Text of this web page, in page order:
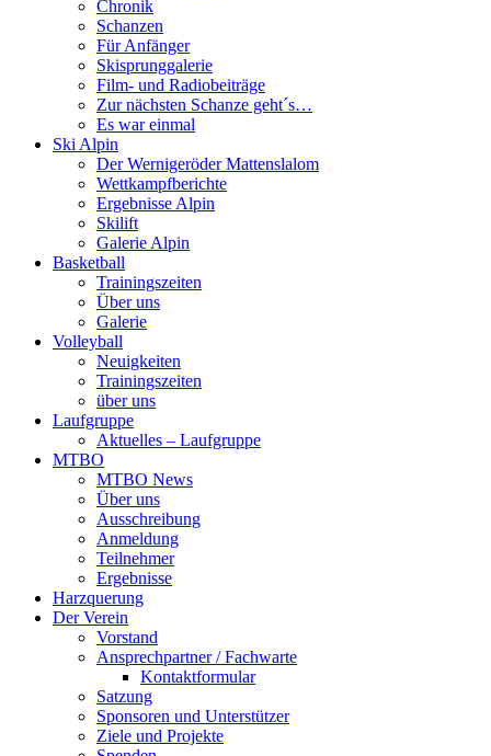
Chronik
Schanzen
Für Anfänger
Skisprunggalerie
Film- und Radiobeiträge
Zur nächsten Schanze geht´s…
Es war einmal
Ski Alpin
Der Wernigeröder Mattenslalom
Wettkampfberichte
Ergebnisse Alpin
Skilift
Galerie Alpin
Basketball
Trainingszeiten
Über uns
Galerie
Volleyball
Neuigkeiten
Trainingszeiten
über uns
Laufgruppe
Aktuelles – Laufgruppe
MTBO
MTBO News
Über uns
Ausschreibung
Anmeldung
Teilnehmer
Ergebnisse
Harzquerung
Der Verein
Vorstand
Ansprechpartner / Fachwarte
Kontaktformular
Satzung
Sponsoren und Unterstützer
Ziele und Projekte